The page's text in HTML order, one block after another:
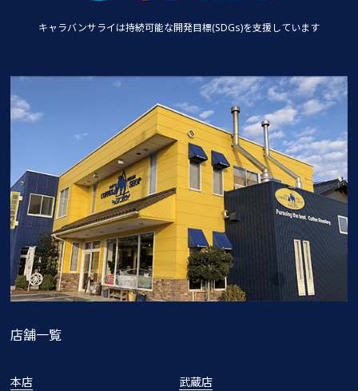
キャラバンサライは持続可能な開発目標(SDGs)を支援しています
店舗一覧
本店 武蔵店